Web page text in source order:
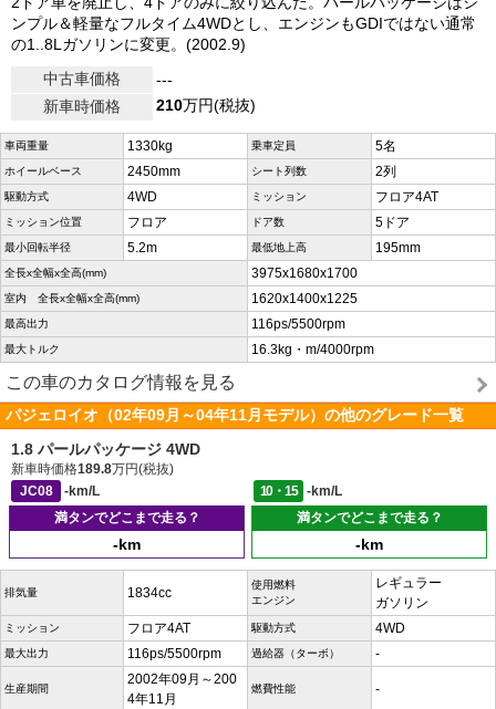
ンプル＆軽量なフルタイム4WDとし、エンジンもGDIではない通常
の1..8Lガソリンに変更。(2002.9)
中古車価格
---
新車時価格
210万円(税抜)
車両重量 1330kg 乗車定員 5名
ホイールベース 2450mm シート列数 2列
駆動方式 4WD ミッション フロア4AT
ミッション位置 フロア ドア数 5ドア
最小回転半径 5.2m 最低地上高 195mm
全長x全幅x全高(mm) 3975x1680x1700
室内 全長x全幅x全高(mm) 1620x1400x1225
最高出力 116ps/5500rpm
最大トルク 16.3kg・m/4000rpm
この車のカタログ情報を見る
パジェロイオ（02年09月～04年11月モデル）の他のグレード一覧
1.8 パールパッケージ 4WD
新車時価格189.8万円(税抜)
JC08
-km/L 10・15
-km/L
満タンでどこまで走る？
-km
満タンでどこまで走る？
-km
排気量 1834cc
使用燃料
エンジン
レギュラー
ガソリン
ミッション フロア4AT 駆動方式 4WD
最大出力 116ps/5500rpm 過給器（ターボ） -
生産期間
2002年09月～200
4年11月
燃費性能 -